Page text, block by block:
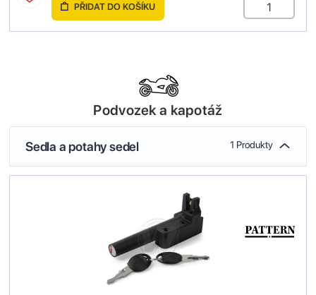
PŘIDAT DO KOŠÍKU
Podvozek a kapotáž
Sedla a potahy sedel 1 Produkty